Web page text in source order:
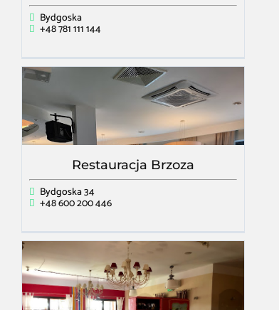
Bydgoska
+48 781 111 144
Restauracja Brzoza
Bydgoska 34
+48 600 200 446